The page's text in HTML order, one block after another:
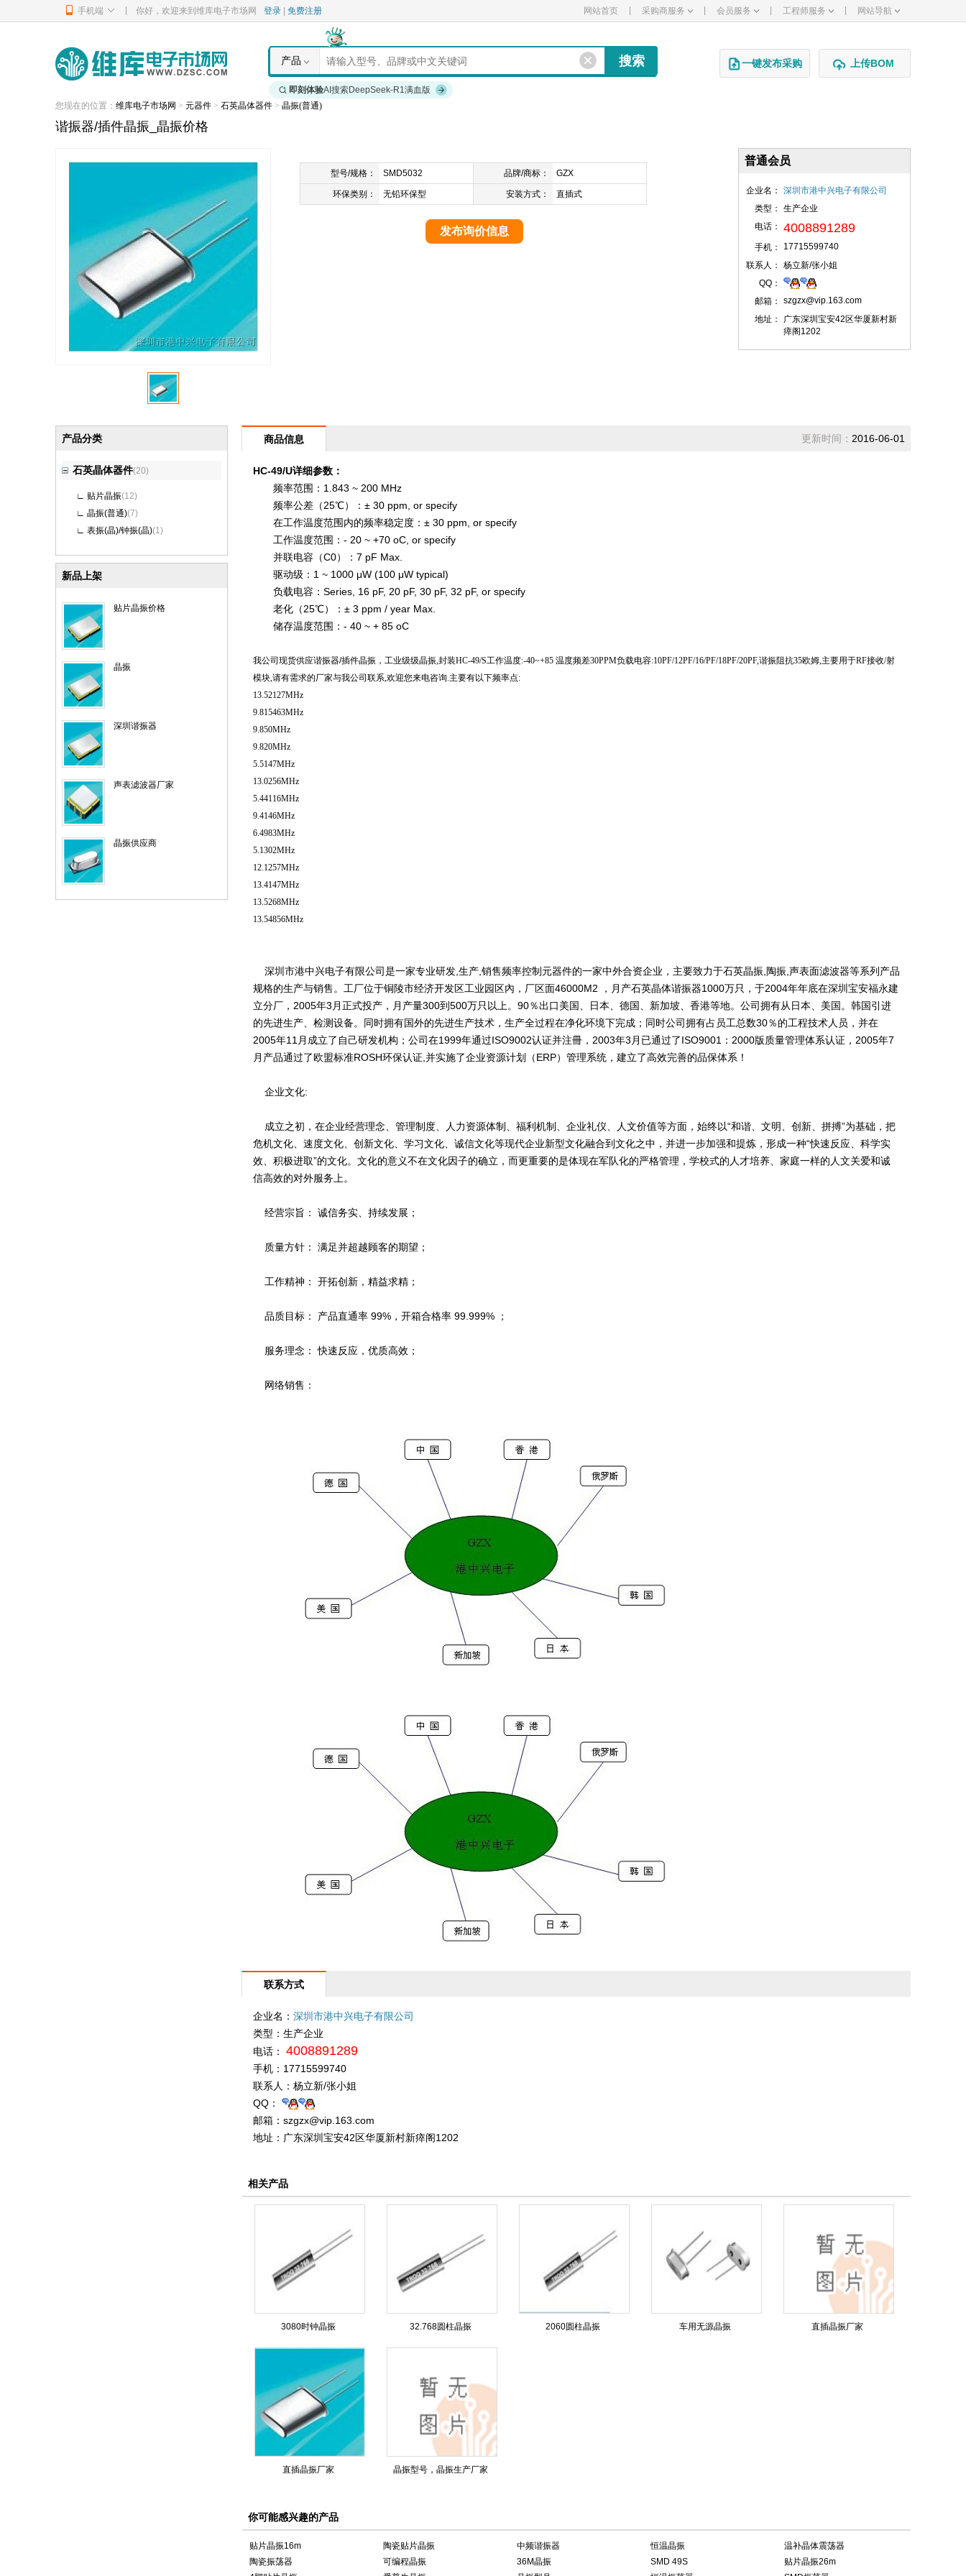
手机端 你好，欢迎来到维库电子市场网 登录 免费注册 网站首页 采购商服务 会员服务 工程师服务 网站导航
产品
即刻体验AI搜索DeepSeek-R1满血版
一键发布采购 上传BOM
您现在的位置： 维库电子市场网 > 元器件 > 石英晶体器件 > 晶振(普通)
谐振器/插件晶振_晶振价格
型号/规格： SMD5032 品牌/商标： GZX
环保类别： 无铅环保型 安装方式： 直插式
发布询价信息
普通会员
企业名：
深圳市港中兴电子有限公司
类型：
生产企业
电话：
4008891289
手机：
17715599740
联系人：
杨立新/张小姐
QQ：
邮箱：
szgzx@vip.163.com
地址：
广东深圳宝安42区华厦新村新
瘁阁1202
产品分类
石英晶体器件(20)
∟ 贴片晶振(12)
∟ 晶振(普通)(7)
∟ 表振(晶)/钟振(晶)(1)
新品上架
贴片晶振价格
晶振
深圳谐振器
声表滤波器厂家
晶振供应商
商品信息 更新时间： 2016-06-01
HC-49/U详细参数：
频率范围：1.843 ~ 200 MHz
频率公差（25℃）：± 30 ppm, or specify
在工作温度范围内的频率稳定度：± 30 ppm, or specify
工作温度范围：- 20 ~ +70 oC, or specify
并联电容（C0）：7 pF Max.
驱动级：1 ~ 1000 μW (100 μW typical)
负载电容：Series, 16 pF, 20 pF, 30 pF, 32 pF, or specify
老化（25℃）：± 3 ppm / year Max.
储存温度范围：- 40 ~ + 85 oC
我公司现货供应谐振器/插件晶振，工业级级晶振,封装HC-49/S工作温度:-40~+85 温度频差30PPM负载电容:10PF/12PF/16/PF/18PF/20PF,谐振阻抗35欧姆,主要用于RF接收/射
模块,请有需求的厂家与我公司联系,欢迎您来电咨询.主要有以下频率点:
13.52127MHz
9.815463MHz
9.850MHz
9.820MHz
5.5147MHz
13.0256MHz
5.44116MHz
9.4146MHz
6.4983MHz
5.1302MHz
12.1257MHz
13.4147MHz
13.5268MHz
13.54856MHz
深圳市港中兴电子有限公司是一家专业研发,生产,销售频率控制元器件的一家中外合资企业，主要致力于石英晶振,陶振,声表面滤波器等系列产品
规格的生产与销售。工厂位于铜陵市经济开发区工业园区內，厂区面46000M2 ，月产石英晶体谐振器1000万只，于2004年年底在深圳宝安福永建
立分厂，2005年3月正式投产，月产量300到500万只以上。90％出口美国、日本、德国、新加坡、香港等地。公司拥有从日本、美国。韩国引进
的先进生产、检测设备。同时拥有国外的先进生产技术，生产全过程在净化环境下完成；同时公司拥有占员工总数30％的工程技术人员，并在
2005年11月成立了自己研发机构；公司在1999年通过ISO9002认证并注冊，2003年3月已通过了ISO9001：2000版质量管理体系认证，2005年7
月产品通过了欧盟标准ROSH环保认证,并实施了企业资源计划（ERP）管理系统，建立了高效完善的品保体系！
企业文化:
成立之初，在企业经营理念、管理制度、人力资源体制、福利机制、企业礼仪、人文价值等方面，始终以“和谐、文明、创新、拼搏”为基础，把
危机文化、速度文化、创新文化、学习文化、诚信文化等现代企业新型文化融合到文化之中，并进一步加强和提炼，形成一种“快速反应、科学实
效、积极进取”的文化。文化的意义不在文化因子的确立，而更重要的是体现在军队化的严格管理，学校式的人才培养、家庭一样的人文关爱和诚
信高效的对外服务上。
经营宗旨： 诚信务实、持续发展；
质量方针： 满足并超越顾客的期望；
工作精神： 开拓创新，精益求精；
品质目标： 产品直通率 99%，开箱合格率 99.999% ；
服务理念： 快速反应，优质高效；
网络销售：
联系方式
企业名： 深圳市港中兴电子有限公司
类型： 生产企业
电话：
4008891289
手机： 17715599740
联系人： 杨立新/张小姐
QQ：
邮箱： szgzx@vip.163.com
地址： 广东深圳宝安42区华厦新村新瘁阁1202
相关产品
3080时钟晶振 32.768圆柱晶振 2060圆柱晶振 车用无源晶振 直插晶振厂家
直插晶振厂家 晶振型号，晶振生产厂家
你可能感兴趣的产品
贴片晶振16m 陶瓷贴片晶振 中频谐振器 恒温晶振
温补晶体震荡器
陶瓷振荡器
可编程晶振 36M晶振 SMD 49S
贴片晶振26m